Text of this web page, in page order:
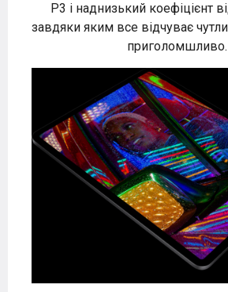
P3 і наднизький коефіцієнт
завдяки яким все відчуває
приголомшливо.